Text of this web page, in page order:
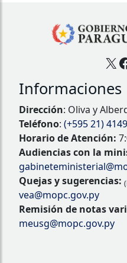
X
Informaciones
Dirección: Oliva y
Teléfono: (+595 21)
Horario de Atención:
Audiencias con la
Quejas y sugerencias:
vea@mopc.gov.py
Remisión de notas
meusg@mopc.gov.py